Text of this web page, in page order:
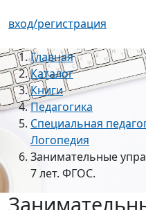
вход/регистрация
Главная
Каталог
Книги
Педагогика
Специальная
Логопедия
Занимательные
7 лет. ФГОС.